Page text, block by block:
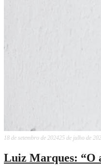
18 de setembro de 202425 de julho de
Luiz Marques: “O